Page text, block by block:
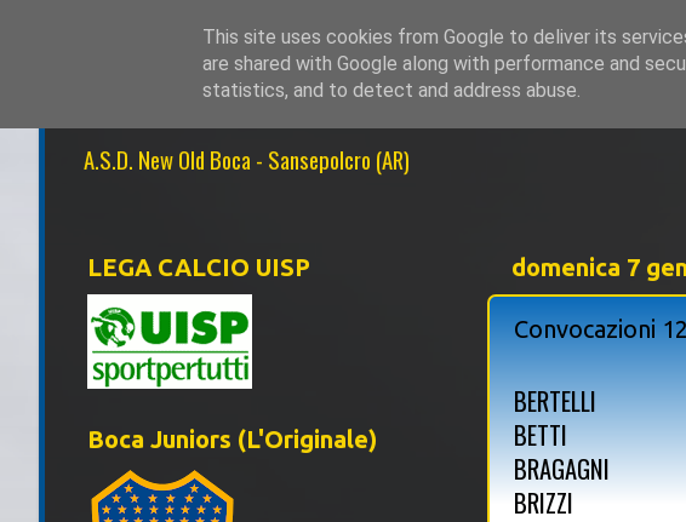
NEW OLD BOCA 1999
A.S.D. New Old Boca - Sansepolcro (AR)
domenica 7
Convocazioni
BERTELLI
BETTI
BRAGAGNI
BRIZZI
LEGA CALCIO UISP
Boca Juniors (L'Originale)
This site uses cookies from Google to deliver its
are shared with Google along with performance and
statistics, and to detect and address abuse.